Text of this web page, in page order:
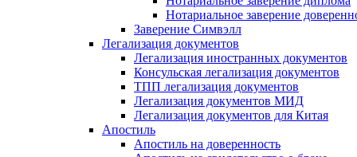
Нотариальное заверение
Заверение Симвэлл
Легализация документов
Легализация иностранных документов
Консульская легализация документов
ТПП легализация документов
Легализация документов МИД
Легализация документов для Китая
Апостиль
Апостиль на доверенность